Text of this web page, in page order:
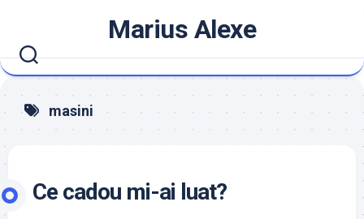
content
Marius Alexe
masini
Ce cadou mi-ai luat?